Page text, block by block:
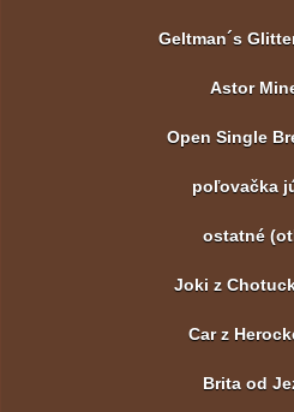
Geltman´s
Astor
Open Single
poľovačka
ostatné
Joki z
Car z
Brita od